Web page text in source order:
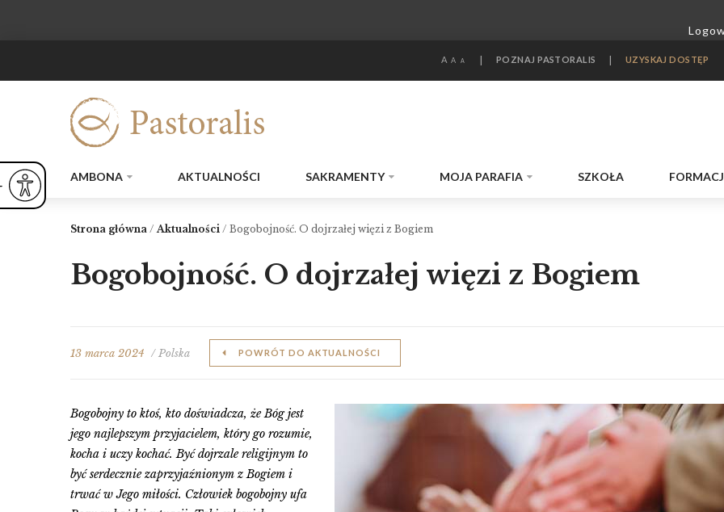
czcionkę
czcionka
Powiększ czcionkę
AMBONA AKTUALNOŚCI SAKRAMENTY MOJA PARAFIA SZKOŁA
A A A POZNAJ PASTORALIS UZYSKAJ DOSTĘP
Strona główna / Aktualności / Bogobojność. O dojrzałej więzi z Bogiem
Bogobojność. O dojrzałej więzi z Bogiem
13 marca 2024 / Polska POWRÓT DO AKTUALNOŚCI
Bogobojny to ktoś, kto doświadcza, że Bóg jest
jego najlepszym przyjacielem, który go rozumie,
kocha i uczy kochać. Być dojrzale religijnym to
być serdecznie zaprzyjaźnionym z Bogiem i
trwać w Jego miłości. Człowiek bogobojny ufa